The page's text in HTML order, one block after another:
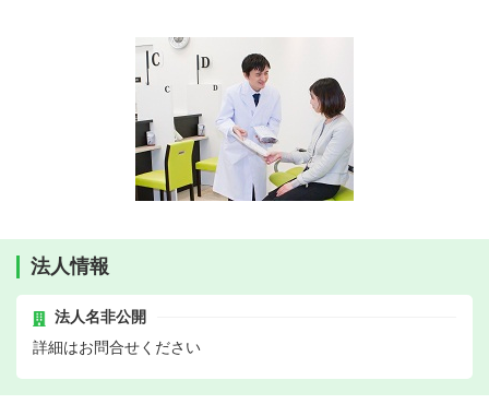
法人情報
法人名非公開
詳細はお問合せください